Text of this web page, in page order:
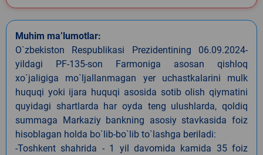
Muhim ma’lumotlar:
O`zbekiston Respublikasi Prezidentining 06.09.2024-
yildagi PF-135-son Farmoniga asosan qishloq
xo`jaligiga mo`ljallanmagan yer uchastkalarini mulk
huquqi yoki ijara huquqi asosida sotib olish qiymatini
quyidagi shartlarda har oyda teng ulushlarda, qoldiq
summaga Markaziy bankning asosiy stavkasida foiz
hisoblagan holda bo`lib-bo`lib to`lashga beriladi:
-Toshkent shahrida - 1 yil davomida kamida 35 foiz